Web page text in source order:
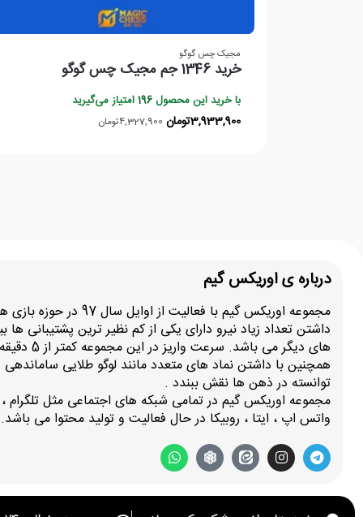
مجیک چس گوگو
خرید 1346 جم مجیک چس گوگو
با خرید این محصول196امتیاز می‌گیرید
4,327,900تومان 3,933,900تومان
درباره ی اوریکس گیم
مجموعه اوریکس گیم با فعالیت از
داشتن تعداد زیاد نیرو دارای یکی از کم نظیر ترین پشتیبانی
های دیگر می باشد.
همچنین با داشتن نماد های متعدد مانند لوگو طلایی ساماندهی
توانسته در ذهن ها نقش ببندد .
مجموعه اوریکس گیم در تمامی شبکه های اجتماعی مثل تلگرام ،
واتس اپ ، ایتا ، روبیکا در حال فعالیت و تولید محتوا می باشد.